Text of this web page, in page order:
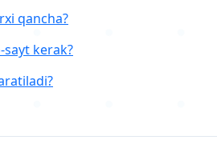
qancha?
sayt kerak?